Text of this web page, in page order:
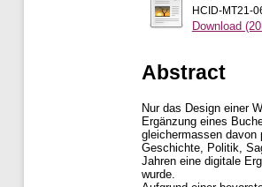
HCID-MT21-
Download
Abstract
Nur das Design einer
Ergänzung eines
gleichermassen davon
Geschichte, Politik,
Jahren eine digitale
wurde.